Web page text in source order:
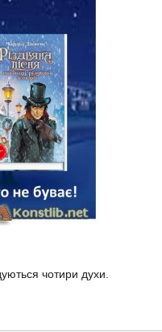
чотири духи.